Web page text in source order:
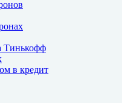
Тинькофф
в кредит